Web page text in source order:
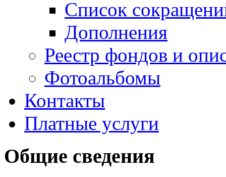
Список
Дополнения
Реестр фондов и
Фотоальбомы
Контакты
Платные услуги
Общие сведения